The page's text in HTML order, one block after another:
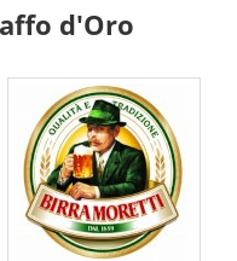
d'Oro